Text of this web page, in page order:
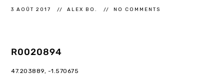
3 AOÛT 2017 ALEX BO. NO COMMENTS
R0020894
47.203889, -1.570675